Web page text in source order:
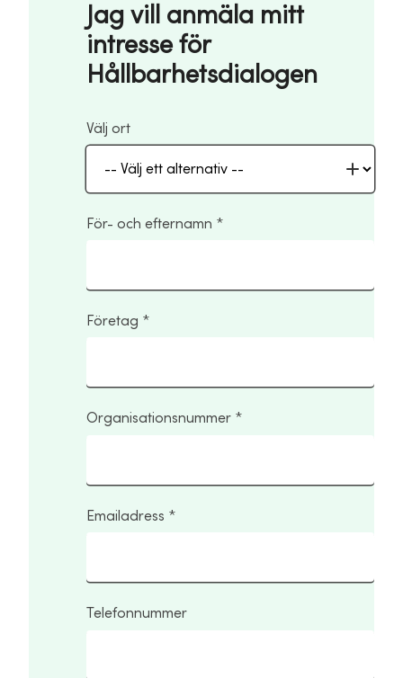
Jag vill anmäla mitt
intresse för
Hållbarhetsdialogen
Välj ort
För- och efternamn
Företag
Organisationsnummer
Emailadress
Telefonnummer